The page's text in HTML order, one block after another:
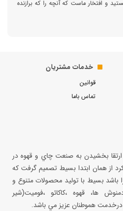
و افتخار ماست که آنچه را که برازنده
خدمات مشتریان
قوانین
تماس باما
به منظور ارتقا بخشيدن به صنعت چاي و قهوه در
از همان ابتدا بسيط تصميم گرفت كه
بسيط با توليد محصولات متنوع و
ها، قهوه ،كاكائو ،فوميت(شير
هموطنان عزيز مي باشد.